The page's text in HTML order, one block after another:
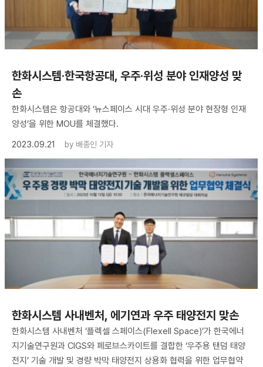
한화시스템·한국항공대, 우주·위성 분야 인재양성 맞
손
한화시스템은 항공대와 ‘뉴스페이스 시대 우주·위성 분야 현장형 인재
양성’을 위한 MOU를 체결했다.
2023.09.21
by 배종인 기자
한화시스템 사내벤처, 에기연과 우주 태양전지 맞손
한화시스템 사내벤처 ‘플렉셀 스페이스(Flexell Space)’가 한국에너
지기술연구원과 CIGS와 페로브스카이트를 결합한 ‘우주용 탠덤 태양
전지’ 기술 개발 및 경량 박막 태양전지 상용화 협력을 위한 업무협약